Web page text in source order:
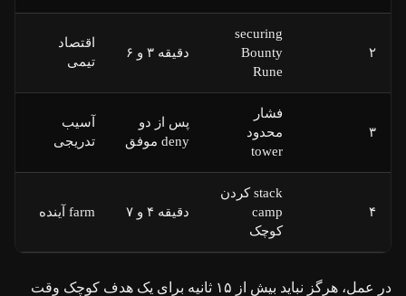
۲
securing
Bounty
Rune
دقیقه ۳ و ۶
اقتصاد
تیمی
۳
فشار
محدود
tower
پس از دو
deny موفق
آسیب
تدریجی
۴
stack کردن
camp
کوچک
دقیقه ۴ و ۷ farm آینده
در عمل، هرگز نباید بیش از ۱۵ ثانیه برای یک هدف کوچک وقت